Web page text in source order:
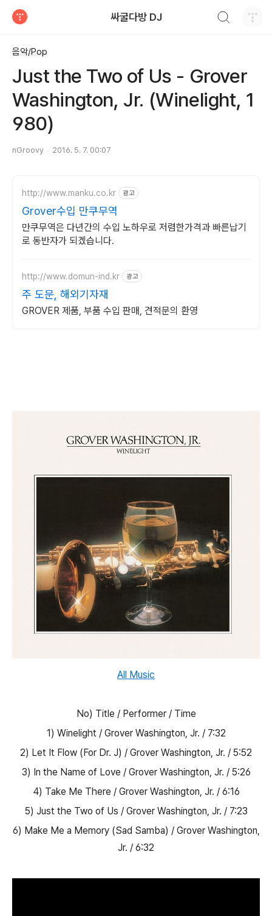
싸굴다방 DJ
음악/Pop
Just the Two of Us - Grover
Washington, Jr. (Winelight, 1
980)
nGroovy 2016. 5. 7. 00:07
http://www.manku.co.kr 광고
Grover수입 만쿠무역
만쿠무역은 다년간의 수입 노하우로 저렴한가격과 빠른납기
로 동반자가 되겠습니다.
http://www.domun-ind.kr 광고
주 도문, 해외기자재
GROVER 제품, 부품 수입 판매, 견적문의 환영
All Music
No) Title / Performer / Time
1) Winelight / Grover Washington, Jr. / 7:32
2) Let It Flow (For Dr. J) / Grover Washington, Jr. / 5:52
3) In the Name of Love / Grover Washington, Jr. / 5:26
4) Take Me There / Grover Washington, Jr. / 6:16
5) Just the Two of Us / Grover Washington, Jr. / 7:23
6) Make Me a Memory (Sad Samba) / Grover Washington,
Jr. / 6:32